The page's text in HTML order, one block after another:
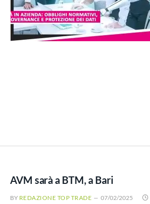
AVM sarà a BTM, a Bari
BY REDAZIONE TOP TRADE 07/02/2025